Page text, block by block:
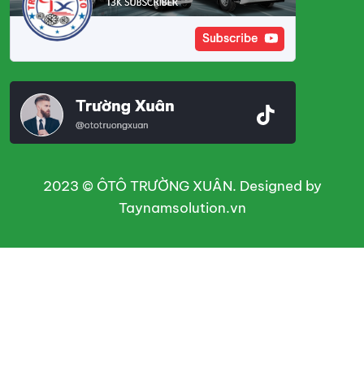
2023 © ÔTÔ TRƯỜNG XUÂN. Designed by
Taynamsolution.vn